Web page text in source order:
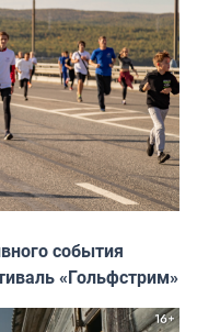
события
«Гольфстрим»